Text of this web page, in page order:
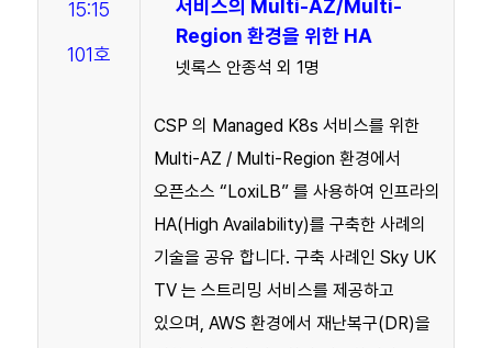
15:15
101호
서비스의 Multi-AZ/Multi-
Region 환경을 위한 HA
넷록스 안종석 외 1명
CSP 의 Managed K8s 서비스를 위한
Multi-AZ / Multi-Region 환경에서
오픈소스 “LoxiLB” 를 사용하여 인프라의
HA(High Availability)를 구축한 사례의
기술을 공유 합니다. 구축 사례인 Sky UK
TV 는 스트리밍 서비스를 제공하고
있으며, AWS 환경에서 재난복구(DR)을